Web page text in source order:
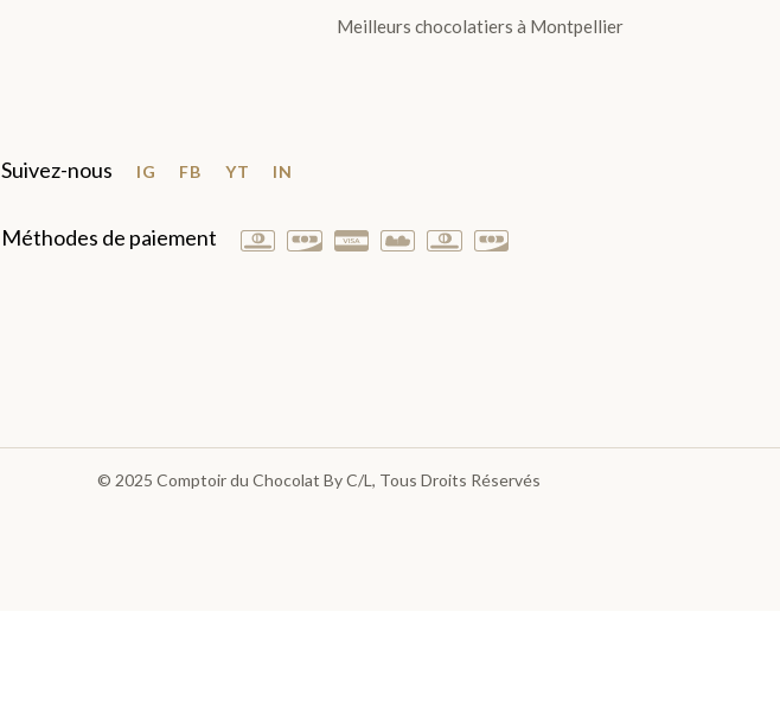
Meilleurs chocolatiers à Montpellier
Suivez-nous IG FB YT IN
Méthodes de paiement
© 2025 Comptoir du Chocolat By C/L , Tous Droits Réservés